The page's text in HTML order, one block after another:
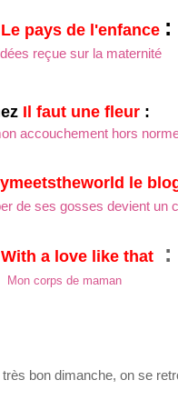
Le pays de l'enfance :
reçue sur la maternité
Il faut une fleur :
accouchement hors
le
de ses gosses devient un
With a love like that :
Mon corps de maman
très bon dimanche, on se